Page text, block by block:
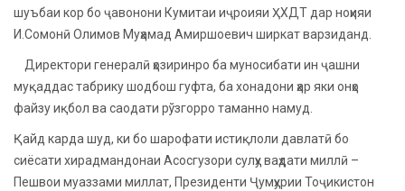
шуъбаи кор бо ҷавонони Кумитаи иҷроияи ҲХДТ дар ноҳияи
И.Сомонӣ Олимов Муҳамад Амиршоевич ширкат варзиданд.
Директори генералӣ ҳозиринро ба муносибати ин ҷашни
муқаддас табрику шодбош гуфта, ба хонадони ҳар яки онҳо
файзу иқбол ва саодати рўзгорро таманно намуд.
Қайд карда шуд, ки бо шарофати истиқлоли давлатӣ бо
сиёсати хирадмандонаи Асосгузори сулҳу ваҳдати миллӣ –
Пешвои муаззами миллат, Президенти Ҷумҳурии Тоҷикистон